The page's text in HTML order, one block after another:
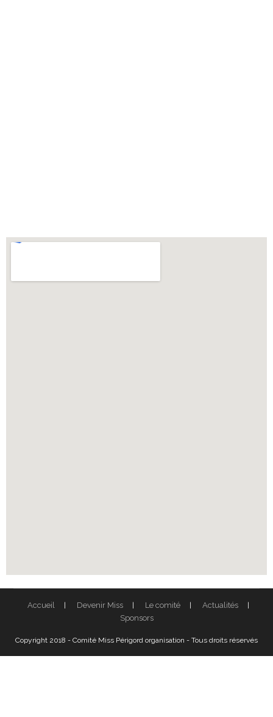
Accueil Devenir Miss Le comité
Actualités
Sponsors
Copyright 2018 - Comité Miss Périgord organisation - Tous droits réservés